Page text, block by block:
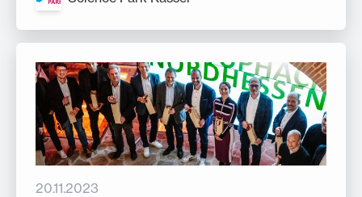
20.11.2023